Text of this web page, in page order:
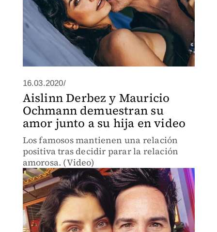
16.03.2020/
Aislinn Derbez y Mauricio
Ochmann demuestran su
amor junto a su hija en video
Los famosos mantienen una relación
positiva tras decidir parar la relación
amorosa. (Video)